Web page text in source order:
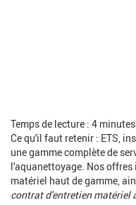
Temps de lecture : 4 minutes
Ce qu'il faut retenir : ETS,
une gamme complète de
l'aquanettoyage. Nos
matériel haut de gamme,
contrat d'entretien matériel